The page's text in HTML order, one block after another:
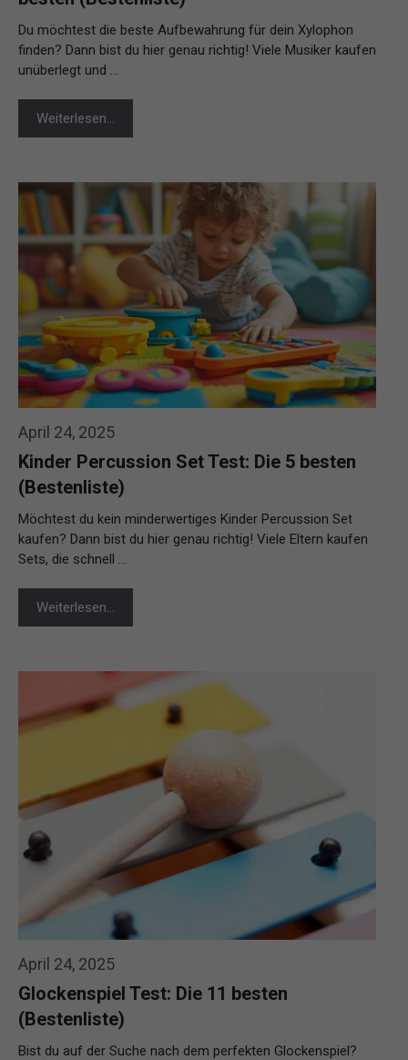
Du möchtest die beste Aufbewahrung für dein Xylophon
finden? Dann bist du hier genau richtig! Viele Musiker kaufen
unüberlegt und …
Weiterlesen…
April 24, 2025
Kinder Percussion Set Test: Die 5 besten
(Bestenliste)
Möchtest du kein minderwertiges Kinder Percussion Set
kaufen? Dann bist du hier genau richtig! Viele Eltern kaufen
Sets, die schnell …
Weiterlesen…
April 24, 2025
Glockenspiel Test: Die 11 besten
(Bestenliste)
Bist du auf der Suche nach dem perfekten Glockenspiel?